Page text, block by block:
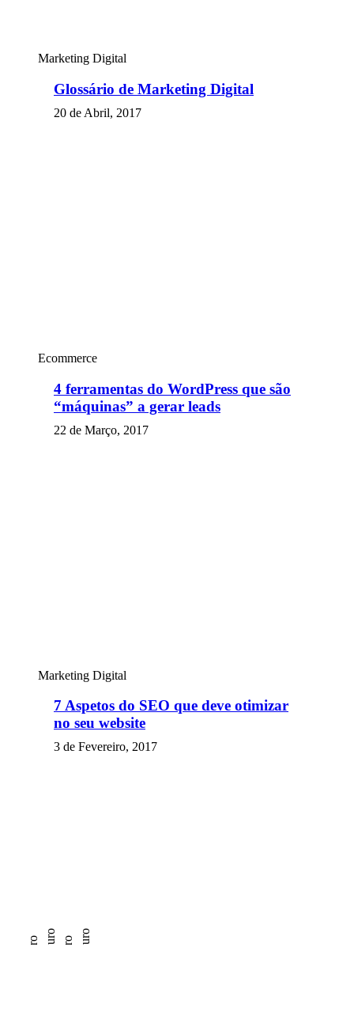
Claro Escuro Claro Escuro
Marketing Digital
Glossário de Marketing Digital
20 de Abril, 2017
Ecommerce
4 ferramentas do WordPress que são
“máquinas” a gerar leads
22 de Março, 2017
Marketing Digital
7 Aspetos do SEO que deve otimizar
no seu website
3 de Fevereiro, 2017